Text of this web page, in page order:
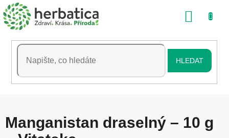
Přejít
na
obsah
HLEDAT
Manganistan draselný – 10 g